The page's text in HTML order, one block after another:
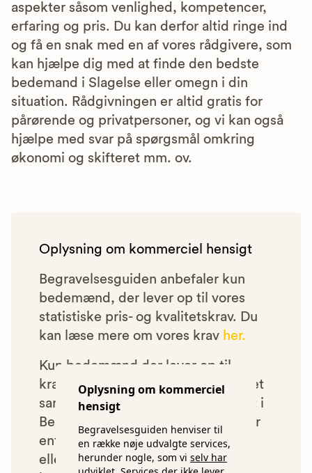
Oplysning om kommerciel
hensigt
Begravelsesguiden henviser til
en række nøje udvalgte services,
herunder nogle, som vi selv har
aspekter såsom venlighed, kompetencer,
erfaring og pris. Du kan derfor altid ringe ind
og få en snak med en af vores rådgivere, som
kan hjælpe dig med at finde den bedste
bedemand i Slagelse eller omegn i din
situation. Rådgivningen er altid gratis for
pårørende og privatpersoner, og vi kan også
hjælpe med svar på spørgsmål omkring
økonomi og skifteret mm. ov.
Oplysning om kommerciel hensigt
Begravelsesguiden anbefaler kun
bedemænd, der lever op til vores
statistiske pris- og kvalitetskrav. Du
kan læse mere om vores krav her.
Kun bedemænd der lever op til
kravene har mulighed for at indgå et
samarbejde med os om at blive vist i
Begravelsesguiden. Bedemænd der
enten ikke lever op til vores krav,
eller som af andre årsager ikke har